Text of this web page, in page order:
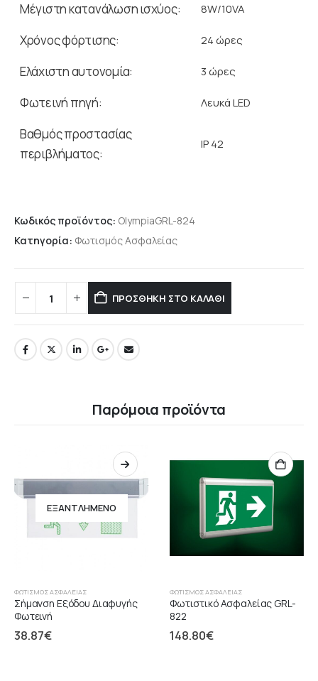
Μέγιστη κατανάλωση ισχύος: 8W/10VA
Χρόνος φόρτισης: 24 ώρες
Ελάχιστη αυτονομία: 3 ώρες
Φωτεινή πηγή: Λευκά LED
Βαθμός προστασίας
περιβλήματος:
IP 42
Κωδικός προϊόντος: OlympiaGRL-824
Κατηγορία: Φωτισμός Ασφαλείας
ΠΡΟΣΘΉΚΗ ΣΤΟ ΚΑΛΆΘΙ
Παρόμοια προϊόντα
ΕΞΑΝΤΛΗΜΈΝΟ
ΦΩΤΙΣΜΌΣ ΑΣΦΑΛΕΊΑΣ
Σήμανση Εξόδου Διαφυγής
Φωτεινή
38.87€
ΦΩΤΙΣΜΌΣ ΑΣΦΑΛΕΊΑΣ
Φωτιστικό Ασφαλείας GRL-
822
148.80€